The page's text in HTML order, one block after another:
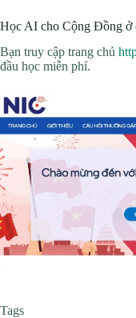
Học AI cho Cộng Đồng ở
Bạn truy cập trang chủ
đầu học miễn phí.
Tags